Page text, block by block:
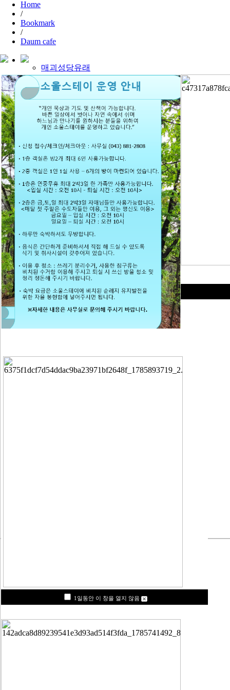
1일동안 이 창을 열지 않음
Home
/
Bookmark
/
Daum cafe
매괴성당유래
사랑의선교사
성모광장
수난받은성모님
성체거동
박물관
본당미사안내
오시는길
순례안내 및 예약
순례예약현황
전대사
순례지 후원 안내
본당소식
행사안내
행사사진
역사 속 감곡성당
임 가밀로 신부 서한
순례지 성물